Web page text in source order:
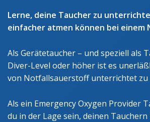
Lerne, deine Taucher zu
einfacher atmen können bei einem
Als Gerätetaucher – und speziell als
Diver-Level oder höher ist es
von Notfallsauerstoff unterrichtet zu
Als ein Emergency Oxygen Provider
du in der Lage sein, deinen